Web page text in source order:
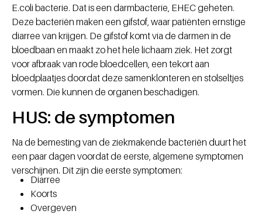
E.coli bacterie. Dat is een darmbacterie, EHEC geheten.
Deze bacteriën maken een gifstof, waar patiënten ernstige
diarree van krijgen. De gifstof komt via de darmen in de
bloedbaan en maakt zo het hele lichaam ziek. Het zorgt
voor afbraak van rode bloedcellen, een tekort aan
bloedplaatjes doordat deze samenklonteren en stolseltjes
vormen. Die kunnen de organen beschadigen.
HUS: de symptomen
Na de bemesting van de ziekmakende bacteriën duurt het
een paar dagen voordat de eerste, algemene symptomen
verschijnen. Dit zijn die eerste symptomen:
Diarree
Koorts
Overgeven